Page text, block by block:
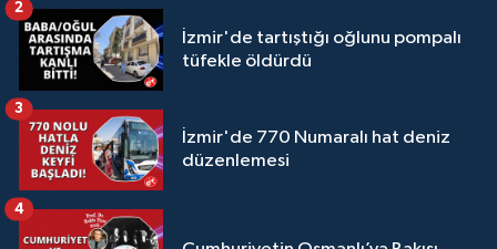
İzmir'de tartıştığı oğlunu pompalı
tüfekle öldürdü
2
İzmir'de 770 Numaralı hat deniz
düzenlemesi
3
4